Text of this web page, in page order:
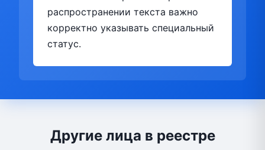
распространении текста важно
корректно указывать специальный
статус.
Другие лица в реестре